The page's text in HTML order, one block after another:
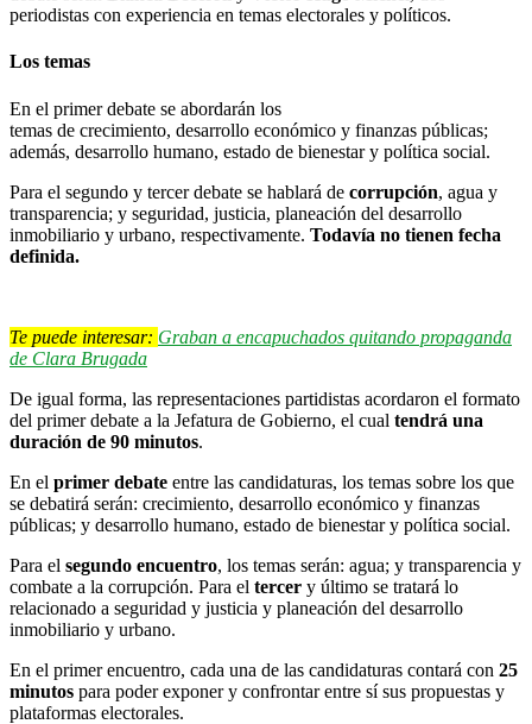
periodistas con experiencia en temas electorales y políticos.
Los temas
En el primer debate se abordarán los
temas de crecimiento, desarrollo económico y finanzas públicas;
además, desarrollo humano, estado de bienestar y política social.
Para el segundo y tercer debate se hablará de corrupción, agua y
transparencia; y seguridad, justicia, planeación del desarrollo
inmobiliario y urbano, respectivamente. Todavía no tienen fecha
definida.
Te puede interesar: Graban a encapuchados quitando propaganda
de Clara Brugada
De igual forma, las representaciones partidistas acordaron el formato
del primer debate a la Jefatura de Gobierno, el cual tendrá una
duración de 90 minutos.
En el primer debate entre las candidaturas, los temas sobre los que
se debatirá serán: crecimiento, desarrollo económico y finanzas
públicas; y desarrollo humano, estado de bienestar y política social.
Para el segundo encuentro, los temas serán: agua; y transparencia y
combate a la corrupción. Para el tercer y último se tratará lo
relacionado a seguridad y justicia y planeación del desarrollo
inmobiliario y urbano.
En el primer encuentro, cada una de las candidaturas contará con 25
minutos para poder exponer y confrontar entre sí sus propuestas y
plataformas electorales.